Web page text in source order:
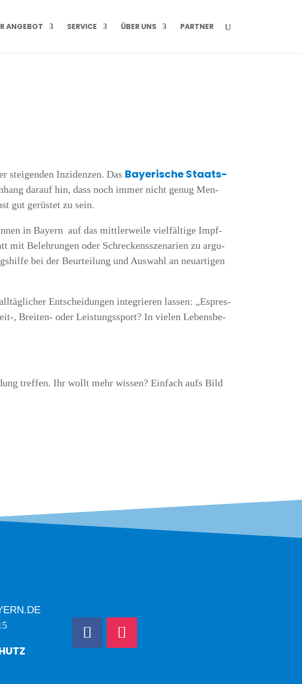
ANGE­BOT SER­VICE ÜBER UNS PART­NER
stei­gen­den Inzi­den­zen. Das Baye­ri­sche Staats­
dar­auf hin, dass noch immer nicht genug Men­
gut gerüs­tet zu sein.
in Bay­ern auf das mitt­ler­wei­le viel­fäl­ti­ge Impf­
mit Beleh­run­gen oder Schre­ckens­sze­na­ri­en zu argu­
bei der Beur­tei­lung und Aus­wahl an neu­ar­ti­gen
Ent­schei­dun­gen inte­grie­ren las­sen: „Espres­
Brei­ten- oder Leis­tungs­sport? In vie­len Lebens­be­
tref­fen. Ihr wollt mehr wis­sen? Ein­fach aufs Bild